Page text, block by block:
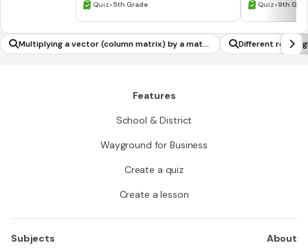
Processing Skills
Quiz•5th Grade Quiz•9th
Multiplying a vector (column matrix) by a matri
x to produce another vector
Different
Features
School & District
Wayground for Business
Create a quiz
Create a lesson
Subjects
About